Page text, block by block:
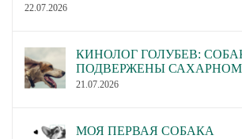
22.07.2026
КИНОЛОГ ГОЛУБЕВ:
ПОДВЕРЖЕНЫ
21.07.2026
МОЯ ПЕРВАЯ СОБАКА